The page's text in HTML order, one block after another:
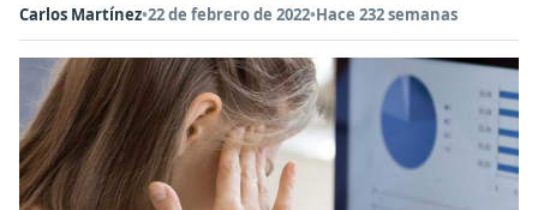
Carlos Martínez•22 de febrero de 2022•Hace 232 semanas